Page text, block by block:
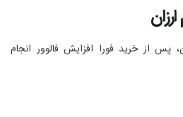
پس از خرید فورا افزایش فالوور انجام‌